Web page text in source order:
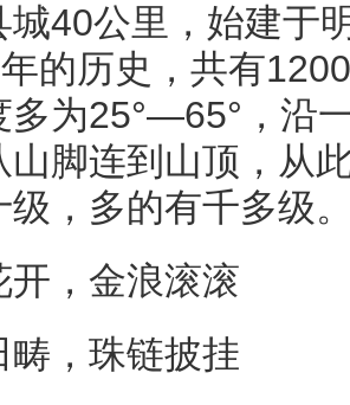
城40公里，始建于
的历史，共有
多为25°—65°，沿
山脚连到山顶，从
级，多的有千多级
开，金浪滚滚
畴，珠链披挂